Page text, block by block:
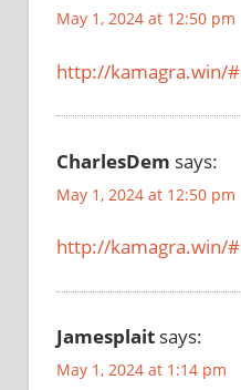
May 1, 2024 at 12:50 pm
http://kamagra.win/#
CharlesDem says:
May 1, 2024 at 12:50 pm
http://kamagra.win/#
Jamesplait says:
May 1, 2024 at 1:14 pm